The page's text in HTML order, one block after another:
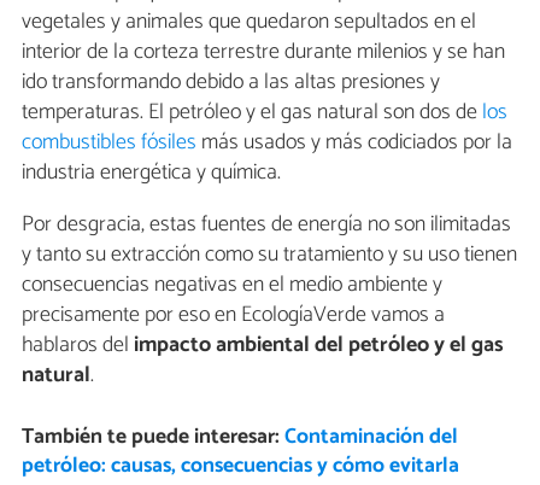
vegetales y animales que quedaron sepultados en el
interior de la corteza terrestre durante milenios y se han
ido transformando debido a las altas presiones y
temperaturas. El petróleo y el gas natural son dos delos
combustibles fósiles más usados y más codiciados por la
industria energética y química.
Por desgracia, estas fuentes de energía no son ilimitadas
y tanto su extracción como su tratamiento y su uso tienen
consecuencias negativas en el medio ambiente y
precisamente por eso en EcologíaVerde vamos a
hablaros del impacto ambiental del petróleo y el gas
natural.
También te puede interesar:Contaminación del
petróleo: causas, consecuencias y cómo evitarla